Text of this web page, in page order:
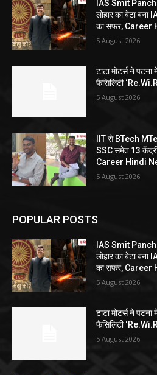
IAS Smit
लोहार का बेटा
का सफर, Career
5 August 2026
टाटा मोटर्स ने
फैसिलिटी
5 August 2026
IIT से BTech
SSC समेत 13
Career Hindi
5 August 2026
POPULAR POSTS
IAS Smit
लोहार का बेटा
का सफर, Career
5 August 2026
टाटा मोटर्स ने
फैसिलिटी
5 August 2026